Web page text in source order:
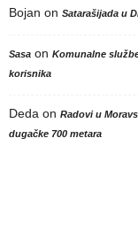
Bojan on Satarašijada u
Sasa on Komunalne
korisnika
Deda on Radovi u
dugačke 700 metara